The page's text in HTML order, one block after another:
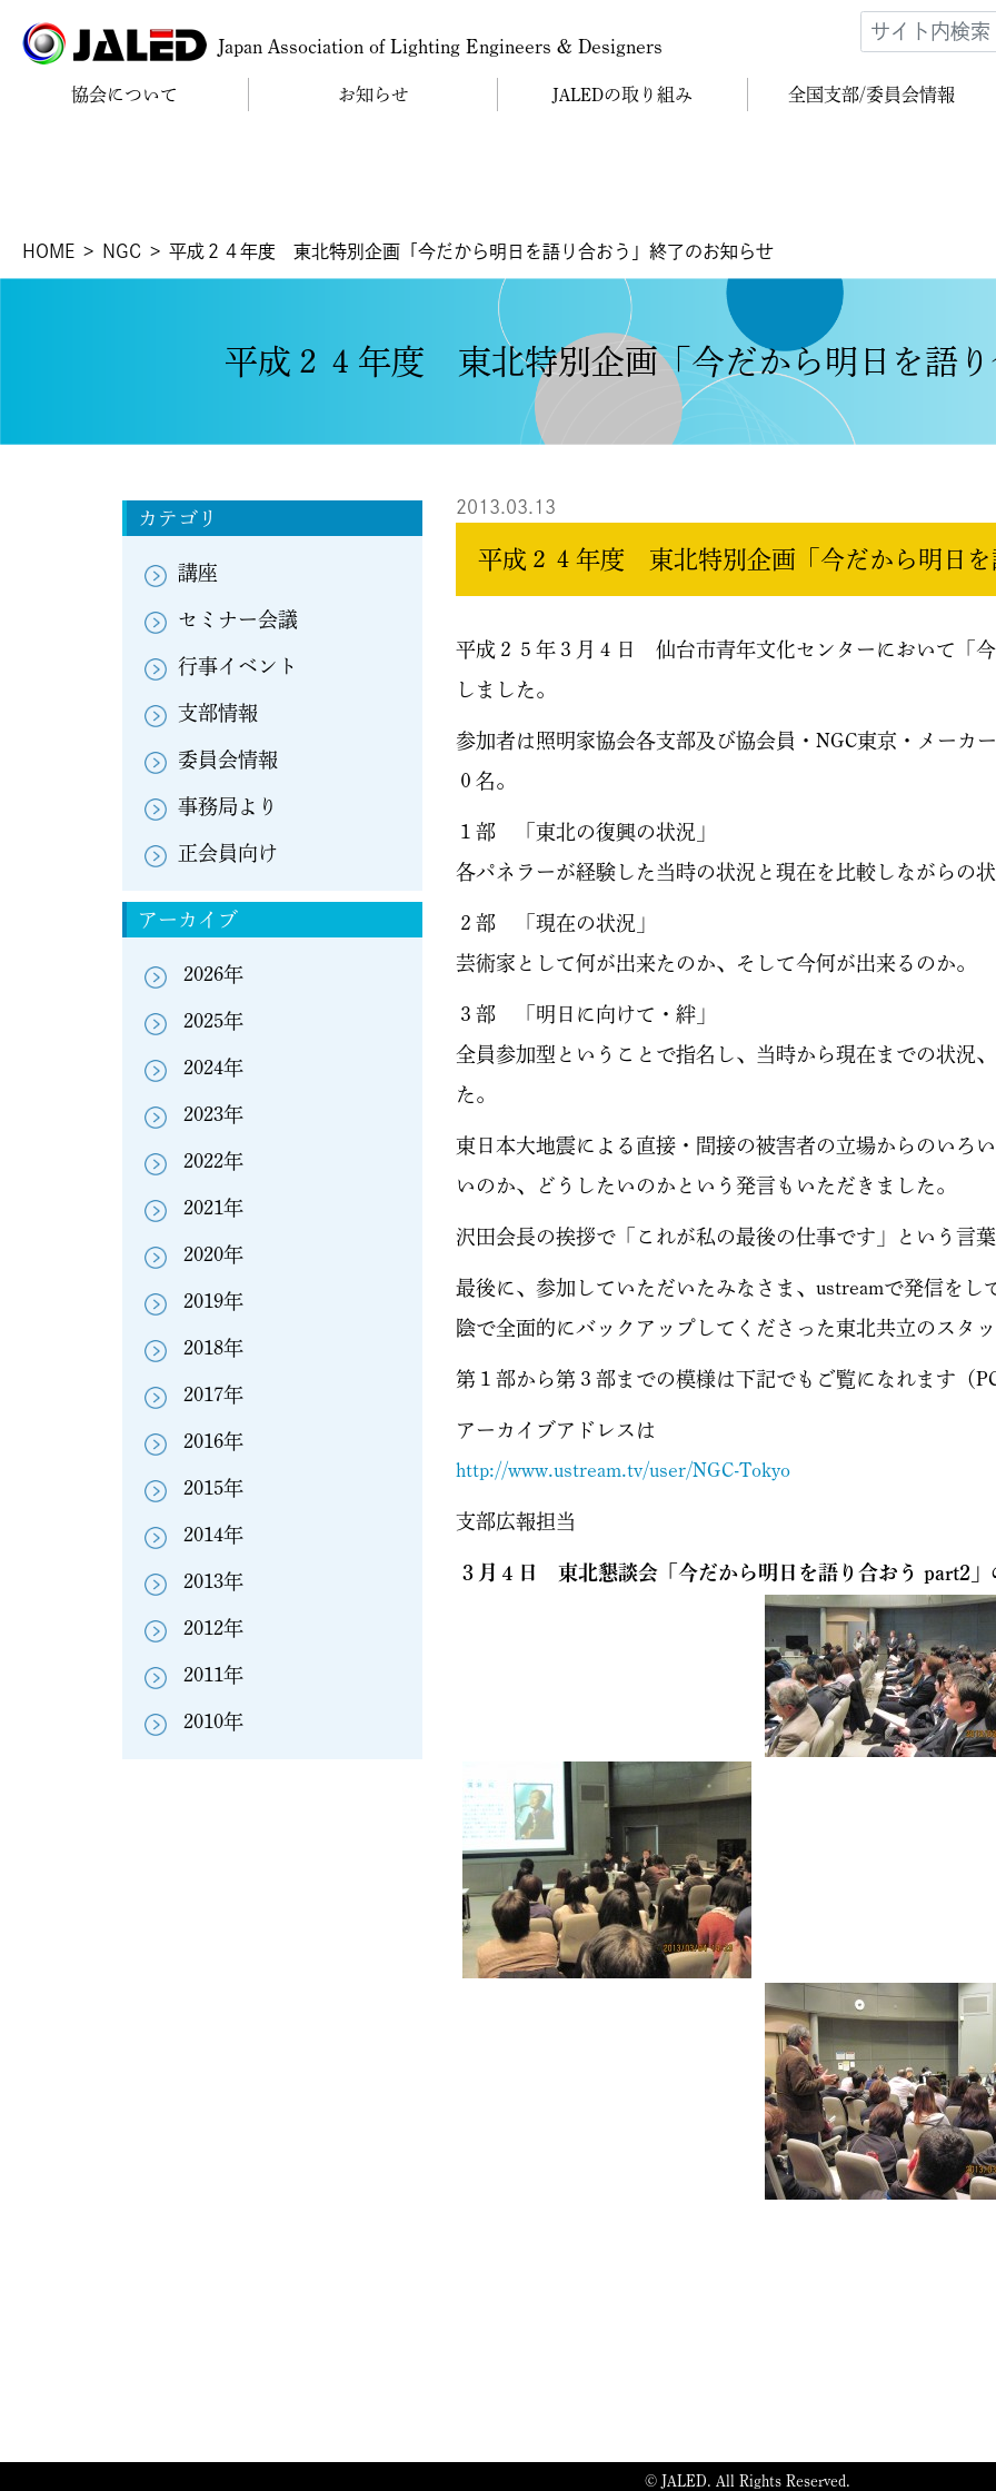
Japan Association of Lighting Engineers & Designers
協会について お知らせ JALEDの取り組み 全国支部/委員会情報
HOME NGC 平成２４年度 東北特別企画「今だから明日を語り合おう」終了のお知らせ
平成２４年度 東北特別企画「今だから明日を語
カテゴリ
講座
セミナー会議
行事イベント
支部情報
委員会情報
事務局より
正会員向け
アーカイブ
2026年
2025年
2024年
2023年
2022年
2021年
2020年
2019年
2018年
2017年
2016年
2015年
2014年
2013年
2012年
2011年
2010年
2013.03.13
平成２４年度 東北特別企画「今だから明日
平成２５年３月４日 仙台市青年文化センターにおいて「
しました。
参加者は照明家協会各支部及び協会員・NGC東京・メーカ
０名。
１部 「東北の復興の状況」
各パネラーが経験した当時の状況と現在を比較しながらの
２部 「現在の状況」
芸術家として何が出来たのか、そして今何が出来るのか。
３部 「明日に向けて・絆」
全員参加型ということで指名し、当時から現在までの状況
た。
東日本大地震による直接・間接の被害者の立場からのいろ
いのか、どうしたいのかという発言もいただきました。
沢田会長の挨拶で「これが私の最後の仕事です」という言
最後に、参加していただいたみなさま、ustreamで発信をし
陰で全面的にバックアップしてくださった東北共立のスタ
第１部から第３部までの模様は下記でもご覧になれます（
アーカイブアドレスは
http://www.ustream.tv/user/NGC-Tokyo
支部広報担当
３月４日 東北懇談会「今だから明日を語り合おう part2」
© JALED. All Rights Reserved.